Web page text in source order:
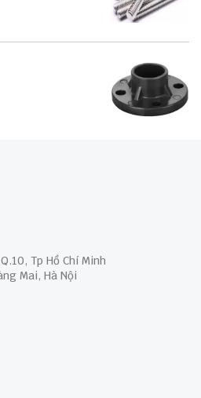
Tp Hồ Chí Minh
Mai, Hà Nội